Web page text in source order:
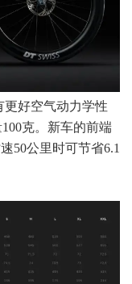
更好空气动力学性
克。新车的前端
50公里时可节省6.1